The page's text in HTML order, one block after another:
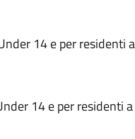
14 e per residenti
14 e per residenti